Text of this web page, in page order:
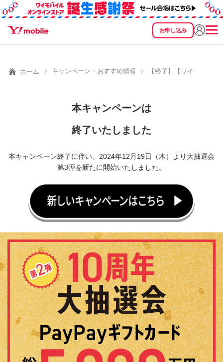
お申し込み
SEARCH
ホーム キャンペーン・おすすめ情報 【終了】【ワイモバイ
本キャンペーンは
終了いたしました
本キャンペーン終了に伴い、2024年12月19日（木）より大抽選会
第3弾を新たに開始いたしました。